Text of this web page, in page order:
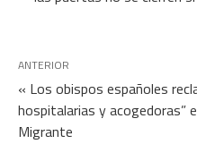
ANTERIOR
« Los obispos españoles
hospitalarias y acogedoras”
Migrante